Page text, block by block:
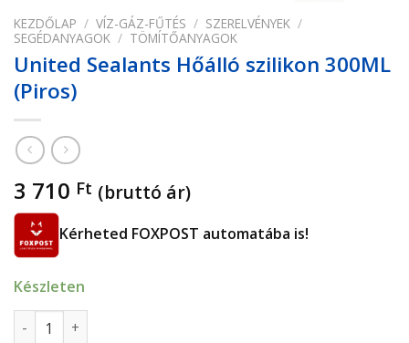
KEZDŐLAP / VÍZ-GÁZ-FŰTÉS / SZERELVÉNYEK /
SEGÉDANYAGOK / TÖMÍTŐANYAGOK
United Sealants Hőálló szilikon 300ML
(Piros)
3 710 Ft (bruttó ár)
Kérheted FOXPOST automatába is!
Készleten
United Sealants Hőálló szilikon 300ML (Piros) mennyiség